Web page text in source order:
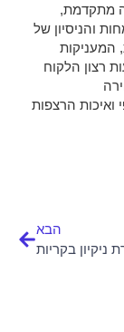
מתקדמת,
והניסיון של
המעניקות
רצון הלקוח
ואיכות הרצפות
הבא
ניקיון בקריות